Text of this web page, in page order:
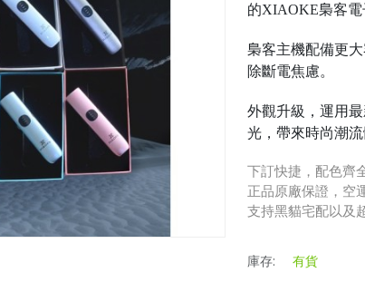
的XIAOKE梟客電
梟客主機配備更
除斷電焦慮。
外觀升級，運用
光，帶來時尚潮流
下訂快捷，配色齊
正品原廠保證，空
支持黑貓宅配以及
庫存: 有貨